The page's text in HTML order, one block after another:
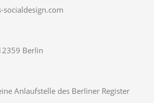
socialdesign.com
Berlin
Anlaufstelle des Berliner Register